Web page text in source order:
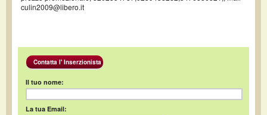
culin2009@libero.it
Contatta l' Inserzionista
Il tuo nome:
La tua Email: